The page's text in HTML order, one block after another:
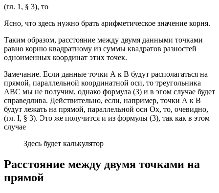
(гл. 1, § 3), то
Ясно, что здесь нужно брать арифметическое значение корня.
Таким образом, расстояние между двумя данными точками
равно корню квадратному из суммы квадратов разностей
одноименных координат этих точек.
Замечание. Если данные точки А к В будут располагаться на
прямой, параллельной координатной оси, то треугольника
ABC мы не получим, однако формула (3) и в эгом случае будет
справедлива. Действительно, если, например, точки А к В
будут лежать на прямой, параллельной оси Ох, то, очевидно,
(гл. I, § 3). Это же получится и из формулы (3), так как в этом
случае
Здесь будет калькулятор
Расстояние между двумя точками на
прямой